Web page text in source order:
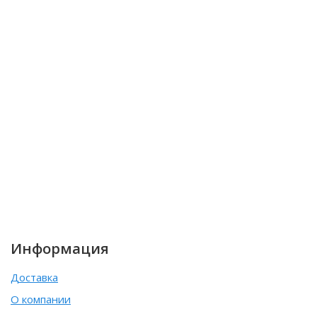
Информация
Доставка
О компании